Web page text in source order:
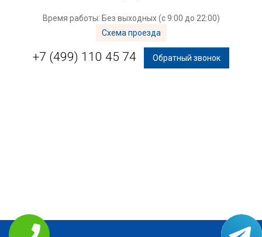
Время работы: Без выходных (с 9:00 до 22:00)
Схема проезда
+7 (499) 110 45 74 Обратный звонок